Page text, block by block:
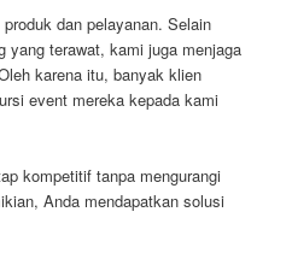
dan pelayanan. Selain
yang terawat, kami juga menjaga
karena itu, banyak klien
event mereka kepada kami
kompetitif tanpa mengurangi
Anda mendapatkan solusi